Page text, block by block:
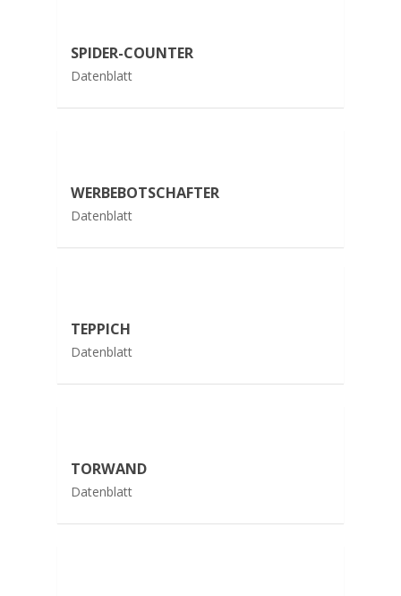
SPIDER-COUNTER
Datenblatt
WERBEBOTSCHAFTER
Datenblatt
TEPPICH
Datenblatt
TORWAND
Datenblatt